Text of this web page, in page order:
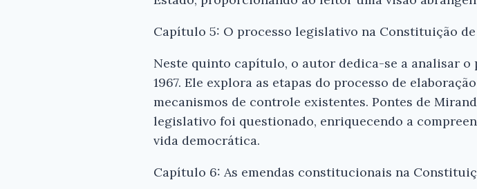
Capítulo 5: O processo legislativo na Constituição de
Neste quinto capítulo, o autor dedica-se a analisar
1967. Ele explora as etapas do processo de
mecanismos de controle existentes. Pontes de
legislativo foi questionado, enriquecendo a
vida democrática.
Capítulo 6: As emendas constitucionais na